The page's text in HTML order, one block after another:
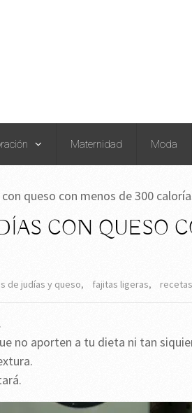
Maternidad Moda
queso con menos de 300
CON QUESO
de judías y queso, fajitas ligeras,
no aporten a tu dieta ni tan